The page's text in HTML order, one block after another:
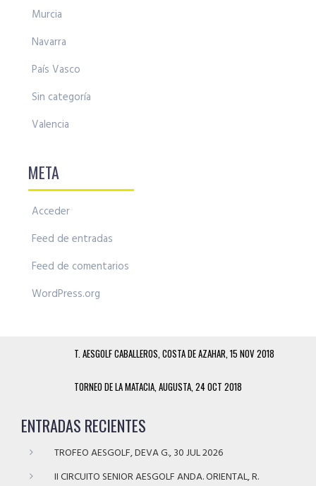
Murcia
Navarra
País Vasco
Sin categoría
Valencia
META
Acceder
Feed de entradas
Feed de comentarios
WordPress.org
T. AESGOLF CABALLEROS, COSTA DE AZAHAR, 15 NOV 2018
TORNEO DE LA MATACIA, AUGUSTA, 24 OCT 2018
ENTRADAS RECIENTES
TROFEO AESGOLF, DEVA G., 30 JUL 2026
II CIRCUITO SENIOR AESGOLF ANDA. ORIENTAL, R.